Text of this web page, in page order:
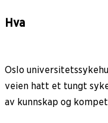
Hva
Oslo
veien hatt et tungt
av kunnskap og